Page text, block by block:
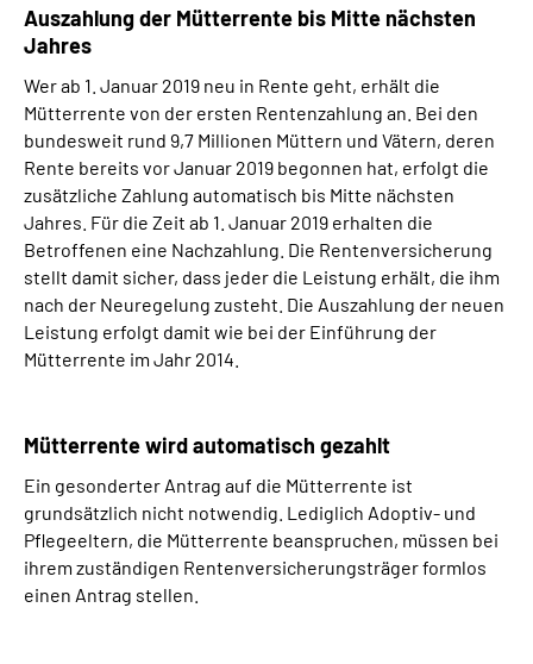
Auszahlung der Mütterrente bis Mitte nächsten
Jahres
Wer ab 1. Januar 2019 neu in Rente geht, erhält die
Mütterrente von der ersten Rentenzahlung an. Bei den
bundesweit rund 9,7 Millionen Müttern und Vätern, deren
Rente bereits vor Januar 2019 begonnen hat, erfolgt die
zusätzliche Zahlung automatisch bis Mitte nächsten
Jahres. Für die Zeit ab 1. Januar 2019 erhalten die
Betroffenen eine Nachzahlung. Die Rentenversicherung
stellt damit sicher, dass jeder die Leistung erhält, die ihm
nach der Neuregelung zusteht. Die Auszahlung der neuen
Leistung erfolgt damit wie bei der Einführung der
Mütterrente im Jahr 2014.
Mütterrente wird automatisch gezahlt
Ein gesonderter Antrag auf die Mütterrente ist
grundsätzlich nicht notwendig. Lediglich Adoptiv- und
Pflegeeltern, die Mütterrente beanspruchen, müssen bei
ihrem zuständigen Rentenversicherungsträger formlos
einen Antrag stellen.